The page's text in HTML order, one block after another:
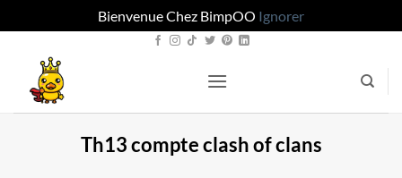
Bienvenue Chez BimpOO Ignorer
contenu
Th13 compte clash of clans